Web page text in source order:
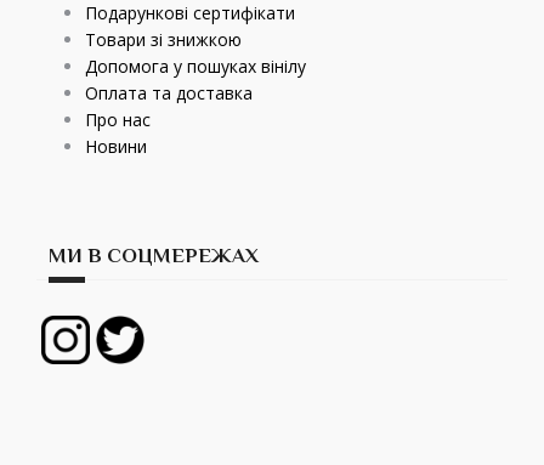
Подарункові сертифікати
Товари зі знижкою
Допомога у пошуках вінілу
Оплата та доставка
Про нас
Новини
МИ В СОЦМЕРЕЖАХ